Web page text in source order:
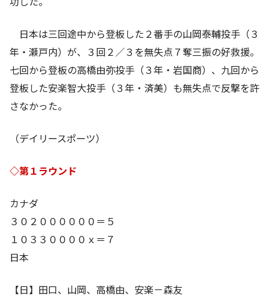
日本は三回途中から登板した２番手の山岡泰輔投手（３
年・瀬戸内）が、３回２／３を無失点７奪三振の好救援。
七回から登板の高橋由弥投手（３年・岩国商）、九回から
登板した安楽智大投手（３年・済美）も無失点で反撃を許
さなかった。
（デイリースポーツ）
◇第１ラウンド
カナダ
３０２００００００＝５
１０３３００００ｘ＝７
日本
【日】田口、山岡、高橋由、安楽－森友